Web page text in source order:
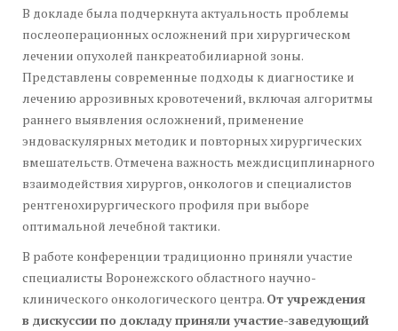
В докладе была подчеркнута актуальность проблемы
послеоперационных осложнений при хирургическом
лечении опухолей панкреатобилиарной зоны.
Представлены современные подходы к диагностике и
лечению аррозивных кровотечений, включая алгоритмы
раннего выявления осложнений, применение
эндоваскулярных методик и повторных хирургических
вмешательств. Отмечена важность междисциплинарного
взаимодействия хирургов, онкологов и специалистов
рентгенохирургического профиля при выборе
оптимальной лечебной тактики.
В работе конференции традиционно приняли участие
специалисты Воронежского областного научно-
клинического онкологического центра. От учреждения
в дискуссии по докладу приняли участие-заведующий